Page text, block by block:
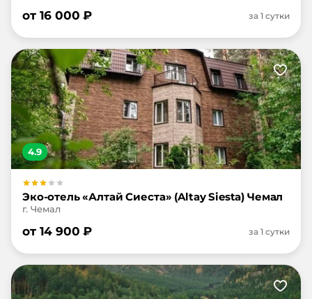
от 16 000 ₽ за 1 сутки
4.9
Эко-отель «Алтай Сиеста» (Altay Siesta) Чемал
г. Чемал
от 14 900 ₽ за 1 сутки